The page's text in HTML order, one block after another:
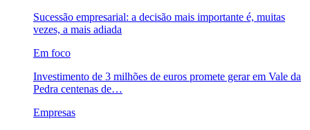
Sucessão empresarial: a decisão mais importante é, muitas
vezes, a mais adiada
Em foco
Investimento de 3 milhões de euros promete gerar em Vale da
Pedra centenas de…
Empresas